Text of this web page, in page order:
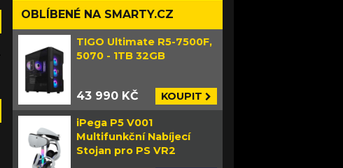
OBLÍBENÉ NA SMARTY.CZ
TIGO Ultimate R5-7500F,
5070 - 1TB 32GB
43 990 KČ KOUPIT
iPega P5 V001
Multifunkční Nabíjecí
Stojan pro PS VR2